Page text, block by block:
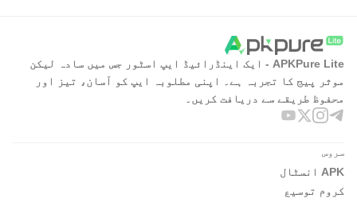
APKPure Lite - ایک اینڈرائیڈ ایپ اسٹور جس میں سادہ لیکن
موثر پیج کا تجربہ ہے۔ اپنی مطلوبہ ایپ کو آسان، تیز اور
محفوظ طریقے سے دریافت کریں۔
سروس
APK انسٹال
کروم توسیع